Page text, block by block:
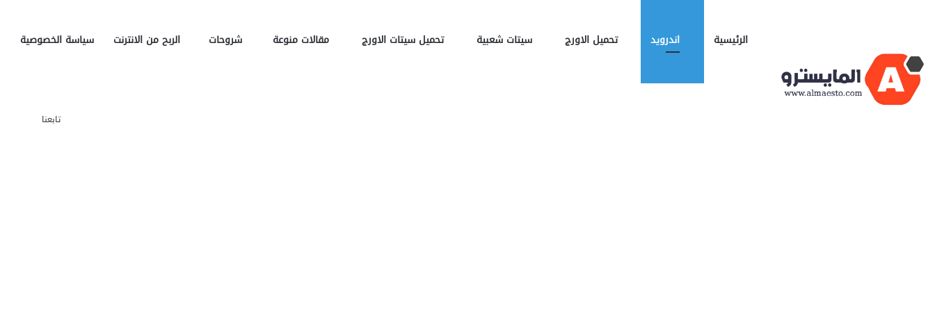
الرئيسية اندرويد تحميل الاورج سيتات شعبية تحميل سيتات الاورج مقالات منوعة شروحات الربح من الانترنت سياسة الخصوصية
تابعنا